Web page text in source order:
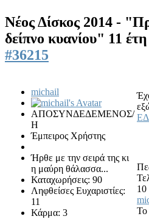
Νέος Δίσκος 2014 -
δείπνο κυανίου" 11
#36215
michail
ΑΠΟΣΥΝΔΕΔΕΜΕΝΟΣ/
Η
Έμπειρος Χρήστης
Ήρθε με την σειρά της κι
η μαύρη θάλασσα...
Καταχωρήσεις: 90
Ληφθείσες Ευχαριστίες:
11
Κάρμα: 3
10
Το